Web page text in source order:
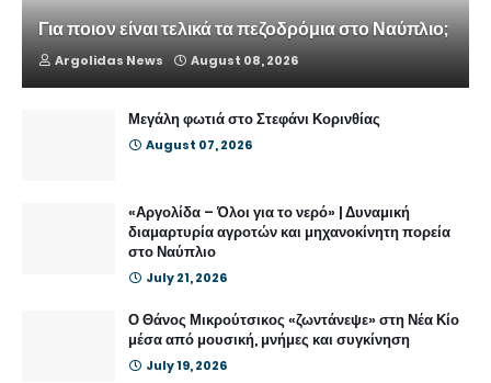
Για ποιον είναι τελικά τα πεζοδρόμια στο Ναύπλιο;
Argolidas News August 08, 2026
Μεγάλη φωτιά στο Στεφάνι Κορινθίας
August 07, 2026
«Αργολίδα – Όλοι για το νερό» | Δυναμική
διαμαρτυρία αγροτών και μηχανοκίνητη πορεία
στο Ναύπλιο
July 21, 2026
Ο Θάνος Μικρούτσικος «ζωντάνεψε» στη Νέα Κίο
μέσα από μουσική, μνήμες και συγκίνηση
July 19, 2026